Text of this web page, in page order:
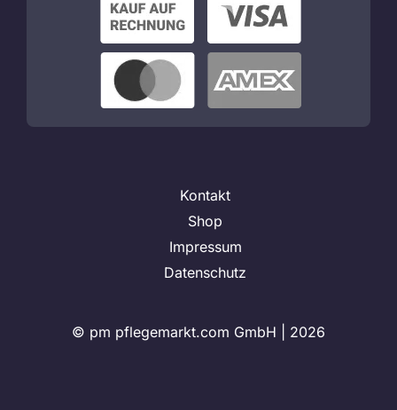
Kontakt
Shop
Impressum
Datenschutz
© pm pflegemarkt.com GmbH | 2026